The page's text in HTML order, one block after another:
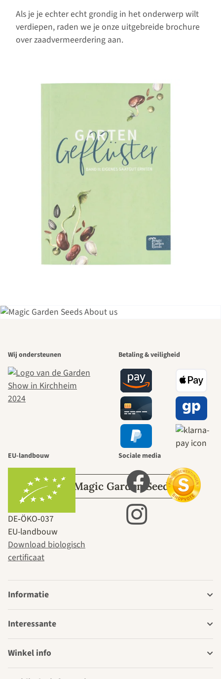
Als je je echter echt grondig in het onderwerp wilt
verdiepen, raden we je onze uitgebreide brochure
over zaadvermeerdering aan.
mooiste paden
naar onszelf
leidt door de
tuin.
Over Magic Garden Seeds
Wij ondersteunen Betaling & veiligheid
EU-landbouw
DE‑ÖKO‑037
EU-landbouw
Download biologisch
certificaat
Sociale media
Informatie
Interessante
Winkel info